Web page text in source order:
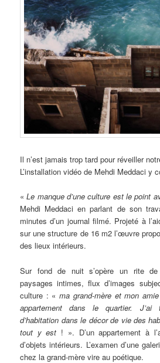
Il n’est jamais trop tard pour réveiller
L’installation vidéo de Mehdi Meddaci y
«Le manque d’une culture est le point
Mehdi Meddaci en parlant de son
minutes d’un journal filmé. Projeté à
sur une structure de 16 m2 l’œuvre
des lieux intérieurs.
Sur fond de nuit s’opère un rite de
paysages intimes, flux d’images
culture : «ma grand-mère et mon
appartement dans le quartier.
d’habitation dans le décor de vie des
tout y est ! ». D’un appartement à
d’objets intérieurs. L’examen d’une
chez la grand-mère vire au poétique.